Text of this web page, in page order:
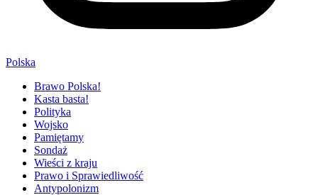
Polska
Brawo Polska!
Kasta basta!
Polityka
Wojsko
Pamiętamy
Sondaż
Wieści z kraju
Prawo i Sprawiedliwość
Antypolonizm